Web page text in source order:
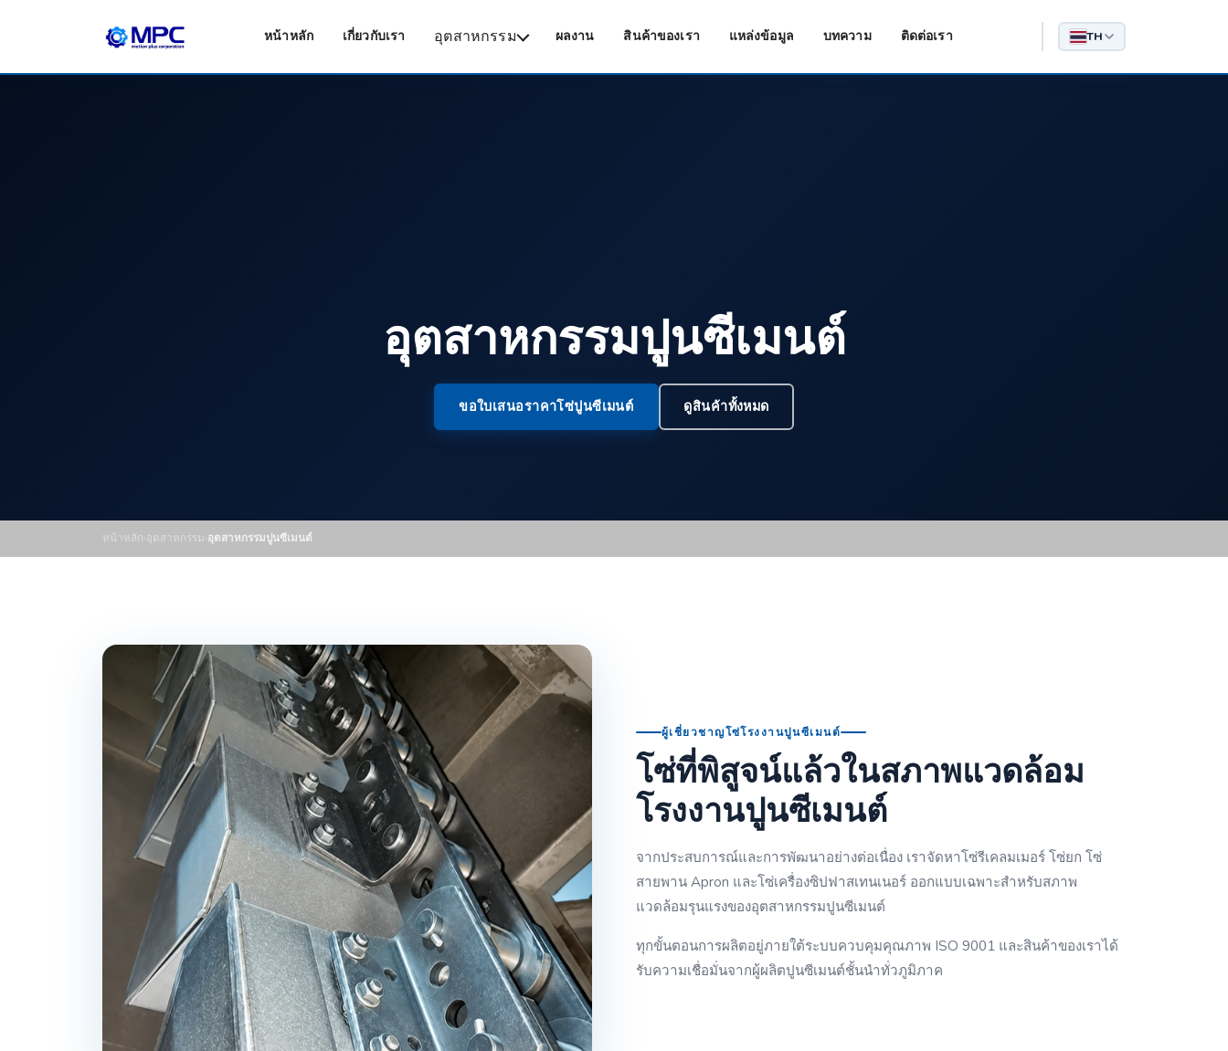
หน้าหลัก เกี่ยวกับเรา อุตสาหกรรม ผลงาน สินค้าของเรา แหล่งข้อมูล บทความ ติดต่อเรา TH
อุตสาหกรรมปูนซีเมนต์
ขอใบเสนอราคาโซ่ปูนซีเมนต์ ดูสินค้าทั้งหมด
หน้าหลัก อุตสาหกรรม อุตสาหกรรมปูนซีเมนต์
ผู้เชี่ยวชาญโซ่โรงงานปูนซีเมนต์
โซ่ที่พิสูจน์แล้วในสภาพแวดล้อม
โรงงานปูนซีเมนต์
จากประสบการณ์และการพัฒนาอย่างต่อเนื่อง เราจัดหาโซ่รีเคลมเมอร์ โซ่ยก โซ่
สายพาน Apron และโซ่เครื่องซิปฟาสเทนเนอร์ ออกแบบเฉพาะสำหรับสภาพ
แวดล้อมรุนแรงของอุตสาหกรรมปูนซีเมนต์
ทุกขั้นตอนการผลิตอยู่ภายใต้ระบบควบคุมคุณภาพ ISO 9001 และสินค้าของเราได้
รับความเชื่อมั่นจากผู้ผลิตปูนซีเมนต์ชั้นนำทั่วภูมิภาค